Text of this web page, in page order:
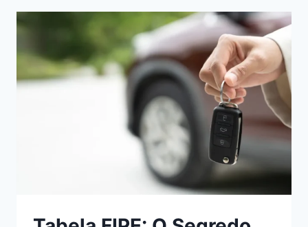
GRAÇA
FARMÁCIA
POPULAR
E
ECONOMIZAR